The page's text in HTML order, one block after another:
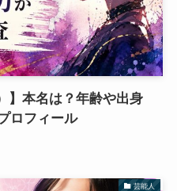
】本名は？年齢や出身
ロフィール
芸能人